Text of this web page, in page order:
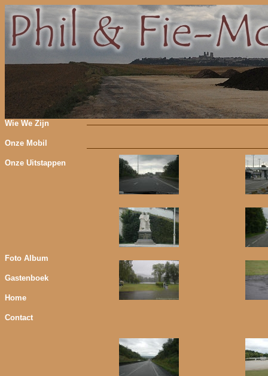
Wie We Zijn
Onze Mobil
Onze Uitstappen
Foto Album
Gastenboek
Home
Contact